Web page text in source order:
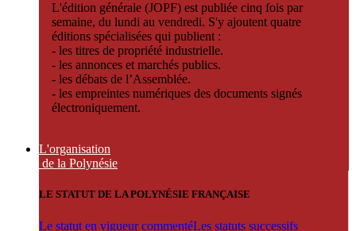
L'édition générale (JOPF) est publiée cinq fois par
semaine, du lundi au vendredi. S'y ajoutent quatre
éditions spécialisées qui publient :
- les titres de propriété industrielle.
- les annonces et marchés publics.
- les débats de l’Assemblée.
- les empreintes numériques des documents signés
électroniquement.
L'organisation
de la Polynésie
LE STATUT DE LA POLYNÉSIE FRANÇAISE
Le statut en vigueur commentéLes statuts successifs